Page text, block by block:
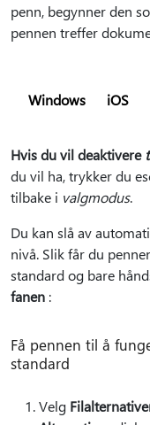
penn, begynner den
pennen treffer
Windows iOS
Hvis du vil deaktivere
du vil ha, trykker du
tilbake i valgmodus.
Du kan slå av
nivå. Slik får du
standard og bare
fanen :
Få pennen til å
standard
Velg